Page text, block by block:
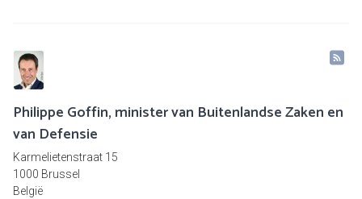
Philippe Goffin, minister van Buitenlandse Zaken en
van Defensie
Karmelietenstraat 15
1000 Brussel
België